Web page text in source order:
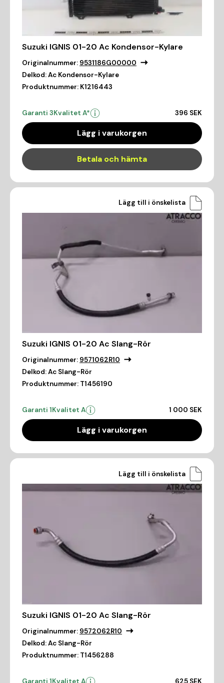
Suzuki IGNIS 01-20 Ac Kondensor-Kylare
Originalnummer: 9531186G00000
Delkod:Ac Kondensor-Kylare
Produktnummer: K1216443
Garanti 3Kvalitet A* 396 SEK
Lägg i varukorgen
Betala och hämta
Lägg till i önskelista
Suzuki IGNIS 01-20 Ac Slang-Rör
Originalnummer: 9571062R10
Delkod:Ac Slang-Rör
Produktnummer: T1456190
Garanti 1Kvalitet A 1 000 SEK
Lägg i varukorgen
Lägg till i önskelista
Suzuki IGNIS 01-20 Ac Slang-Rör
Originalnummer: 9572062R10
Delkod:Ac Slang-Rör
Produktnummer: T1456288
Garanti 1Kvalitet A 625 SEK